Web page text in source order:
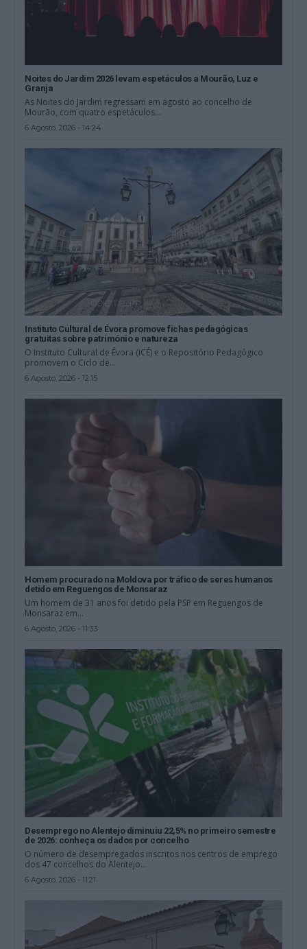
Noites do Jardim 2026 levam espetáculos a Mourão, Luz e
Granja
As Noites do Jardim regressam em agosto ao concelho de
Mourão, com quatro espetáculos...
6 Agosto, 2026 - 14:24
Instituto Cultural de Évora promove fichas pedagógicas
gratuitas sobre património e natureza
O Instituto Cultural de Évora (ICÉ) e o Repositório Pedagógico
promovem o Ciclo de...
6 Agosto, 2026 - 12:15
Homem procurado na Moldova por tráfico de seres humanos
detido em Reguengos de Monsaraz
Um homem de 31 anos foi detido pela PSP em Reguengos de
Monsaraz em...
6 Agosto, 2026 - 11:33
Desemprego no Alentejo diminuiu 22,5% no primeiro semestre
de 2026: conheça os dados por concelho
O número de desempregados inscritos nos centros de emprego
dos 47 concelhos do Alentejo...
6 Agosto, 2026 - 11:21